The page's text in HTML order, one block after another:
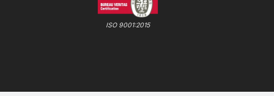
ISO 9001:2015